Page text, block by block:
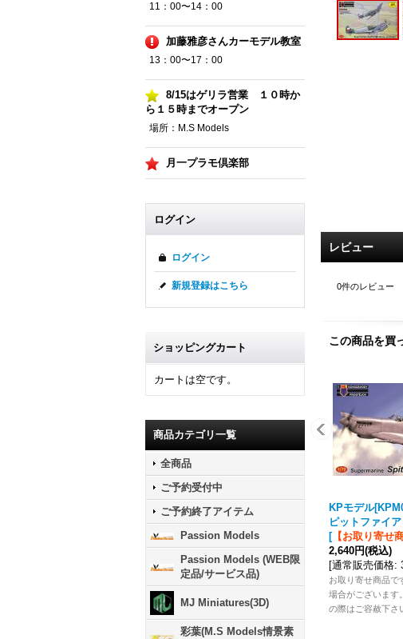
11：00〜14：00
加藤雅彦さんカーモデル教室
13：00〜17：00
8/15はゲリラ営業 １０時か
ら１５時までオープン
場所：M.S Models
月一プラモ倶楽部
ログイン
ログイン
新規登録はこちら
ショッピングカート
カートは空です。
商品カテゴリ一覧
全商品
ご予約受付中
ご予約終了アイテム
Passion Models
Passion Models (WEB限
定品/サービス品)
MJ Miniatures(3D)
彩葉(M.S Models情景素
レビュー
0件のレビュー
この商品を買
KPモデル
ピットファイ
[【お取り寄せ商
2,640円(税込)
[通常販売価格:
お取り寄せ商品で
場合がございます
の際はご容赦下さ